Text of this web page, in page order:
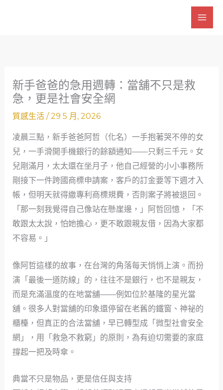
新手爸爸的急用週轉：當舖不只是救
急，更是社會安全網
質感生活/29 5 月, 2026
凌晨三點，新手爸爸阿哲（化名）一手抱著哭不停的女
兒，一手滑開手機銀行的餘額通知——只剩三千元。女
兒剛滿月，太太還在坐月子，他自己經營的小小事務所
剛接下一件跨國商標申請案，客戶的訂金要等下週才入
帳，但明天就得繳專利商標規費，否則案子將被退回。
「那一刻我覺得自己像站在懸崖邊，」阿哲回憶，「不
敢跟太太說，怕她擔心，更不敢跟親友借，因為大家都
不容易。」
像阿哲這樣的故事，在台灣的角落每天悄悄上演。而扮
演「最後一道防線」的，往往不是銀行，也不是親友，
而是充滿溫度的在地當舖——例如位於基隆的星光當
舖。很多人對當舖的印象還停留在老舊的鐵窗、神祕的
櫃檯，但真正的合法當舖，早已轉型成「微型社會安全
網」，用「救急不救窮」的原則，為有迫切需要的家庭
撐起一把及時傘。
典當不只是物品，更是信任與支持